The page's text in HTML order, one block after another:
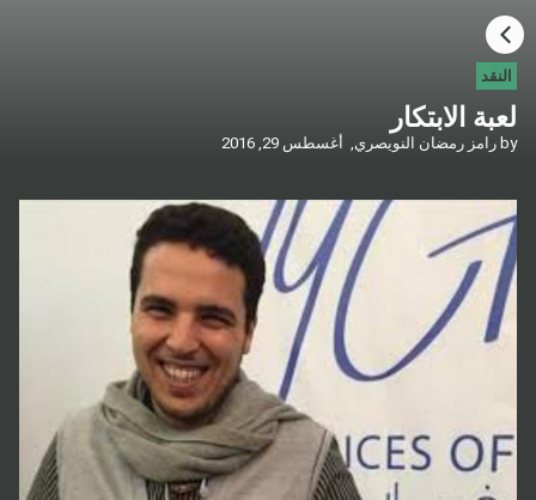
النقد
لعبة الابتكار
by رامز رمضان النويصري, أغسطس 29, 2016
HOME
CATEGORIES
GO TO
VISIT WEBSITE